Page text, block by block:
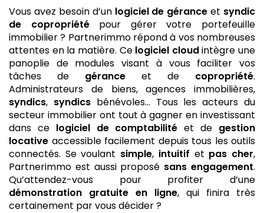
Vous avez besoin d’un logiciel de gérance et syndic
de copropriétépour gérer votre portefeuille
immobilier ? Partnerimmo répond à vos nombreuses
attentes en la matière. Ce logiciel cloudintègre une
panoplie de modules visant à vous faciliter vos
tâches de gérance et de copropriété.
Administrateurs de biens, agences immobilières,
syndics, syndicsbénévoles… Tous les acteurs du
secteur immobilier ont tout à gagner en investissant
dans ce logiciel de comptabilité et de gestion
locative accessible facilement depuis tous les outils
connectés. Se voulant simple, intuitif et pas cher,
Partnerimmo est aussi proposé sans engagement.
Qu’attendez-vous pour profiter d’une
démonstration gratuite en ligne, qui finira très
certainement par vous décider ?